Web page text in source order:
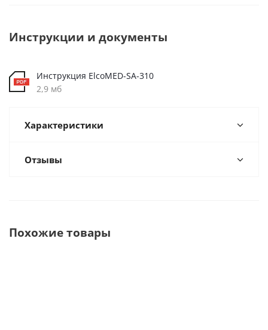
Инструкции и документы
Инструкция ElcoMED-SA-310
2,9 мб
Характеристики
Отзывы
Похожие товары